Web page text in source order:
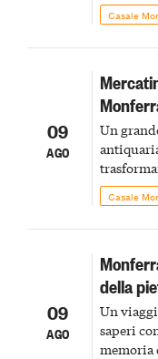
Casale
09
AGO
Un
Casale
09
AGO
della
Un
saperi
memoria